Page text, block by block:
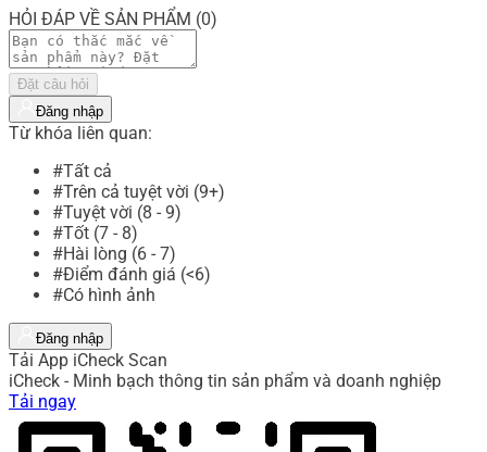
HỎI ĐÁP VỀ SẢN PHẨM (0)
Đặt câu hỏi
Đăng nhập
Từ khóa liên quan:
#Tất cả
#Trên cả tuyệt vời (9+)
#Tuyệt vời (8 - 9)
#Tốt (7 - 8)
#Hài lòng (6 - 7)
#Điểm đánh giá (<6)
#Có hình ảnh
Đăng nhập
Tải App iCheck Scan
iCheck - Minh bạch thông tin sản phẩm và doanh nghiệp
Tải ngay